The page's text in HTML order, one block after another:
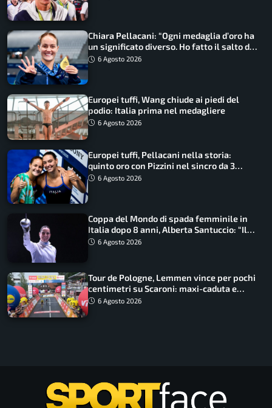
Chiara Pellacani: “Ogni medaglia d’oro ha
un significato diverso. Ho fatto il salto di
qualità”
6 Agosto 2026
Europei tuffi, Wang chiude ai piedi del
podio: Italia prima nel medagliere
6 Agosto 2026
Europei tuffi, Pellacani nella storia:
quinto oro con Pizzini nel sincro da 3
metri
6 Agosto 2026
Coppa del Mondo di spada femminile in
Italia dopo 8 anni, Alberta Santuccio: “Il
lavoro dà sempre i suoi frutti”
6 Agosto 2026
Tour de Pologne, Lemmen vince per pochi
centimetri su Scaroni: maxi-caduta e
tappa accorciata
6 Agosto 2026